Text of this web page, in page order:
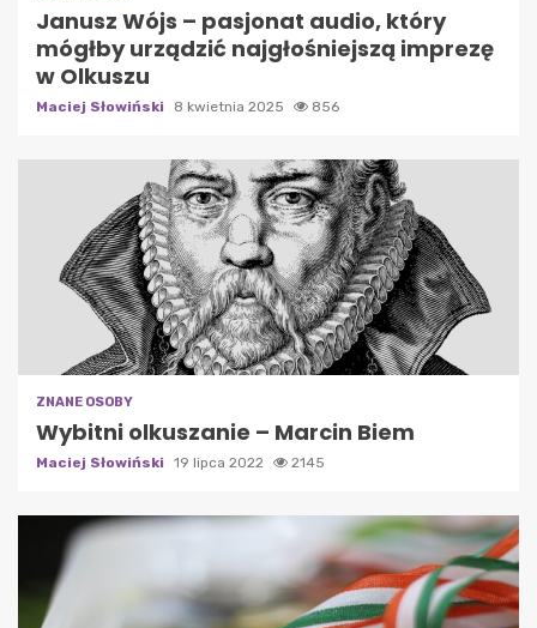
Janusz Wójs – pasjonat audio, który
mógłby urządzić najgłośniejszą imprezę
w Olkuszu
Maciej Słowiński 8 kwietnia 2025 856
ZNANE OSOBY
Wybitni olkuszanie – Marcin Biem
Maciej Słowiński 19 lipca 2022 2145